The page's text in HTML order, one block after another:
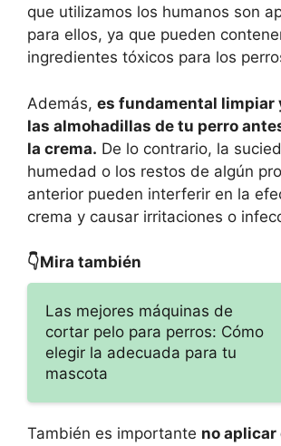
que utilizamos los humanos son
para ellos, ya que pueden
ingredientes tóxicos para los
Además, es fundamental limpiar
las almohadillas de tu perro
la crema. De lo contrario, la
humedad o los restos de algún
anterior pueden interferir en la
crema y causar irritaciones o
👇Mira también
Las mejores máquinas de
cortar pelo para perros: Cómo
elegir la adecuada para tu
mascota
También es importante no aplicar